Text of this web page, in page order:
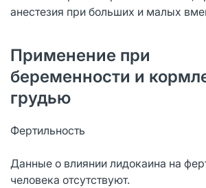
анестезия при больших и малых
Применение при
беременности и
грудью
Фертильность
Данные о влиянии лидокаина на
человека отсутствуют.